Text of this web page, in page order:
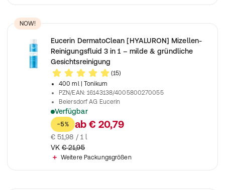
NOW!
Eucerin DermatoClean [HYALURON] Mizellen-
Reinigungsfluid 3 in 1 – milde & gründliche
Gesichtsreinigung
(15)
400 ml
| Tonikum
PZN/EAN:16143138/4005800270055
Beiersdorf AG Eucerin
Verfügbar
Eucerin DermatoClean [Hyaluron] Mizellen-Reinigungsfluid 3
-5% ab € 20,79
€ 51,98 / 1 l
VK € 21,95
Weitere Packungsgrößen